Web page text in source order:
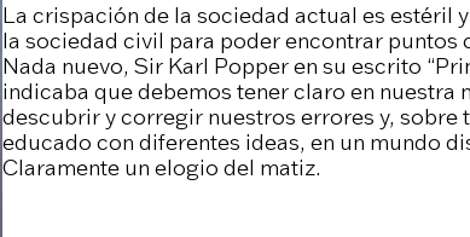
La crispación de la sociedad actual es estéril
la sociedad civil para poder encontrar puntos
Nada nuevo, Sir Karl Popper en su escrito
indicaba que debemos tener claro en nuestra
descubrir y corregir nuestros errores y, sobre
educado con diferentes ideas, en un mundo
Claramente un elogio del matiz.